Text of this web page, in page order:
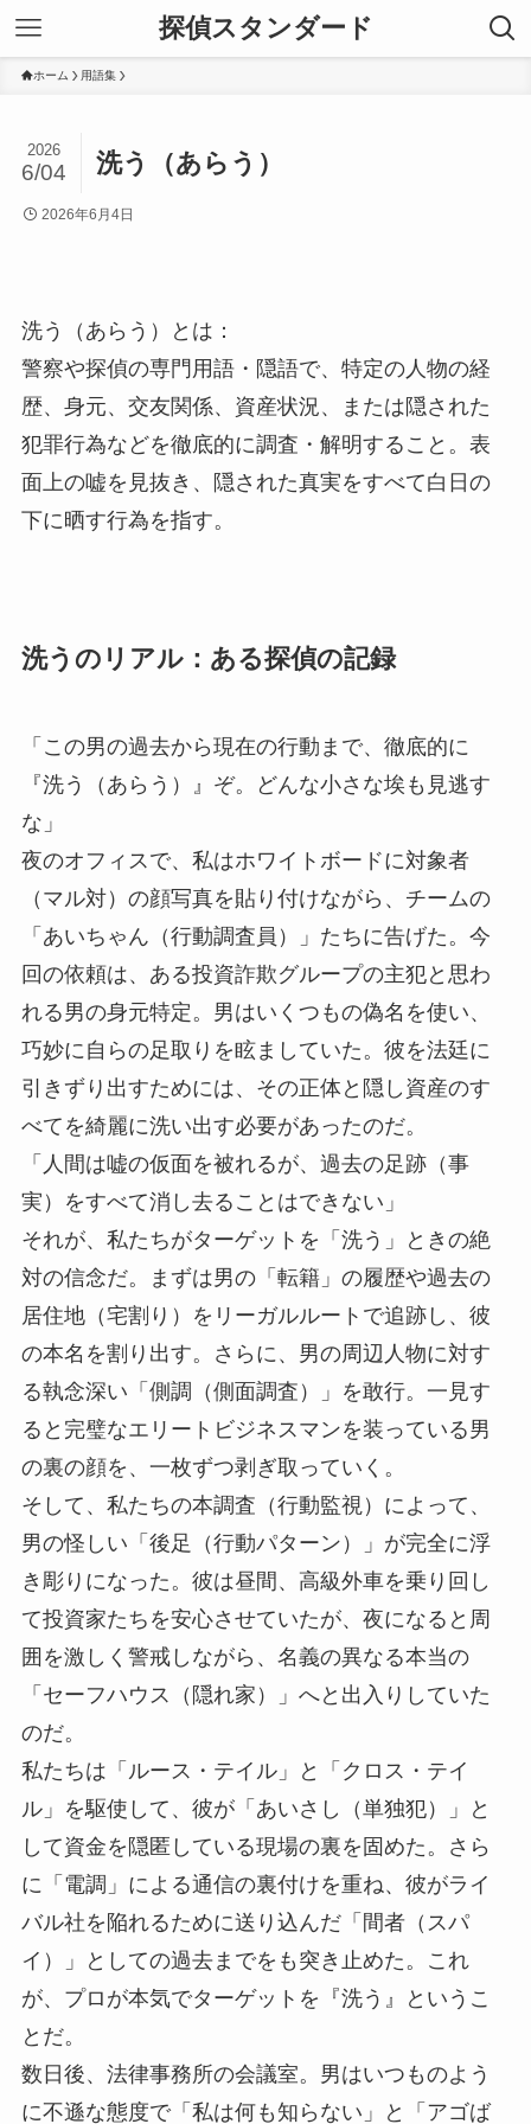
探偵スタンダード
ホーム 用語集
洗う（あらう）
2026
6/04
2026年6月4日
洗う（あらう）とは：
警察や探偵の専門用語・隠語で、特定の人物の経
歴、身元、交友関係、資産状況、または隠された
犯罪行為などを徹底的に調査・解明すること。表
面上の嘘を見抜き、隠された真実をすべて白日の
下に晒す行為を指す。
洗うのリアル：ある探偵の記録
「この男の過去から現在の行動まで、徹底的に
『洗う（あらう）』ぞ。どんな小さな埃も見逃す
な」
夜のオフィスで、私はホワイトボードに対象者
（マル対）の顔写真を貼り付けながら、チームの
「あいちゃん（行動調査員）」たちに告げた。今
回の依頼は、ある投資詐欺グループの主犯と思わ
れる男の身元特定。男はいくつもの偽名を使い、
巧妙に自らの足取りを眩ましていた。彼を法廷に
引きずり出すためには、その正体と隠し資産のす
べてを綺麗に洗い出す必要があったのだ。
「人間は嘘の仮面を被れるが、過去の足跡（事
実）をすべて消し去ることはできない」
それが、私たちがターゲットを「洗う」ときの絶
対の信念だ。まずは男の「転籍」の履歴や過去の
居住地（宅割り）をリーガルルートで追跡し、彼
の本名を割り出す。さらに、男の周辺人物に対す
る執念深い「側調（側面調査）」を敢行。一見す
ると完璧なエリートビジネスマンを装っている男
の裏の顔を、一枚ずつ剥ぎ取っていく。
そして、私たちの本調査（行動監視）によって、
男の怪しい「後足（行動パターン）」が完全に浮
き彫りになった。彼は昼間、高級外車を乗り回し
て投資家たちを安心させていたが、夜になると周
囲を激しく警戒しながら、名義の異なる本当の
「セーフハウス（隠れ家）」へと出入りしていた
のだ。
私たちは「ルース・テイル」と「クロス・テイ
ル」を駆使して、彼が「あいさし（単独犯）」と
して資金を隠匿している現場の裏を固めた。さら
に「電調」による通信の裏付けを重ね、彼がライ
バル社を陥れるために送り込んだ「間者（スパ
イ）」としての過去までをも突き止めた。これ
が、プロが本気でターゲットを『洗う』というこ
とだ。
数日後、法律事務所の会議室。男はいつものよう
に不遜な態度で「私は何も知らない」と「アゴば